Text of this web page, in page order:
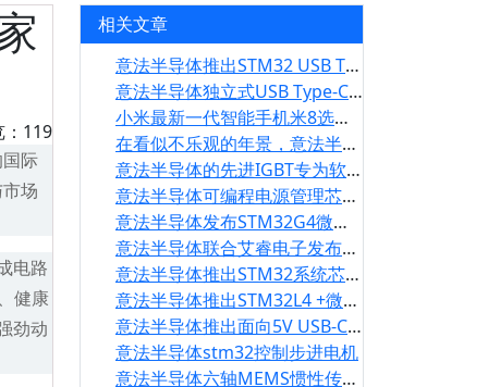
：119
际
场
电路
健康
劲动
相关文章
意法半导体推出STM32 USB TCPM软件，简化USB-PD 3.0输电协议的迁移
意法半导体独立式USB Type-C输电控制器，让设备快速、轻松地升级到Type-C
小米最新一代智能手机米8选用意法半导体FingerTip触屏控制器，带来真正的多点触控体验
在看似不乐观的年景，意法半导体的业务增长要如何持续
意法半导体的先进IGBT专为软开关优化设计 可提高家电感应加热效率
意法半导体可编程电源管理芯片节省先进驾驶辅助系统(ADAS)空间提高可靠性
意法半导体发布STM32G4微控制器，提高下一代数字电源应用的性能、能效和安全性
意法半导体联合艾睿电子发布符合小型发动机排放新规的电子燃油喷射参考设计方案
意法半导体推出STM32系统芯片，加快LoRa? IoT智能设备开发
意法半导体推出STM32L4 +微控制器 面向功耗和成本敏感的智能嵌入式应用
意法半导体推出面向5V USB-C充电应用的独立的VBUS供电控制器
意法半导体stm32控制步进电机
意法半导体六轴MEMS惯性传感器：ISM330ISN